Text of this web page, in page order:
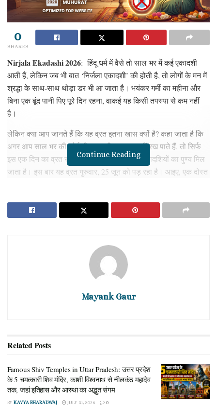
0
SHARES
Nirjala Ekadashi 2026: हिंदू धर्म में वैसे तो साल भर में कई एकादशी
आती हैं, लेकिन जब भी बात ‘निर्जला एकादशी’ की होती है, तो लोगों के मन में
श्रद्धा के साथ-साथ थोड़ा डर भी आ जाता है। भयंकर गर्मी का महीना और
बिना एक बूंद पानी पिए पूरे दिन रहना, वाकई यह किसी तपस्या से कम नहीं
है।
लेकिन क्या आप जानते हैं कि यह व्रत इतना खास क्यों है? कहा जाता है कि
अगर आप साल भर की कोई भी एकादशी का व्रत नहीं रख पाते हैं, तो सिर्फ
इस एक दिन का व्रत रखने से आपको पूरे साल की एकादशियों का पुण्य मिल
जाता है। इस बार यह व्रत गुरुवार, 25 जून को पड़ रहा है। आइए, एक दोस्त
कहा जाता है।
अक्सर हिंदू पंचांग की तिथियों को लेकर लोगों में कन्फ्यूजन रहता है कि व्रत
किस दिन रखना है। इस बार ज्येष्ठ महीने के शुक्ल पक्ष की एकादशी तिथि की
24 जून को शाम 6:12 बजेसे हो रही है। यह तिथि अगले दिन
25 जून को रात 8:09 बजे तक रहेगी।
Vaishno Devi Yatra 2026: क्या जुलाई-अगस्त में वैष्णो देवी
जाना सुरक्षित है?
Continue Reading
Mayank Gaur
RelatedPosts
Famous Shiv Temples in Uttar Pradesh: उत्तर प्रदेश
के 5 चमत्कारी शिव मंदिर, काशी विश्वनाथ से नीलकंठ महादेव
तक, जहां इतिहास और आस्था का अद्भुत संगम
BYKAVYA BHARADWAJ JULY 31, 2026 0